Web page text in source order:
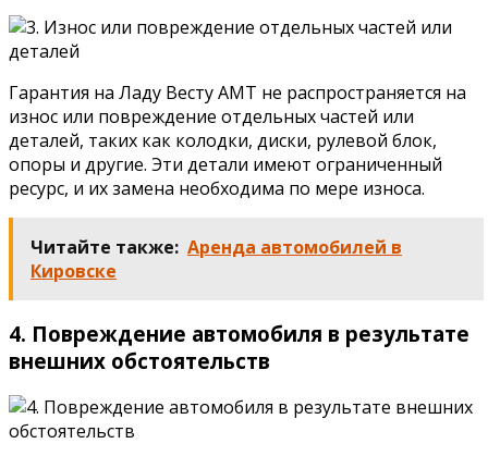
Гарантия на Ладу Весту АМТ не распространяется на
износ или повреждение отдельных частей или
деталей, таких как колодки, диски, рулевой блок,
опоры и другие. Эти детали имеют ограниченный
ресурс, и их замена необходима по мере износа.
Читайте также: Аренда автомобилей в
Кировске
4. Повреждение автомобиля в результате
внешних обстоятельств